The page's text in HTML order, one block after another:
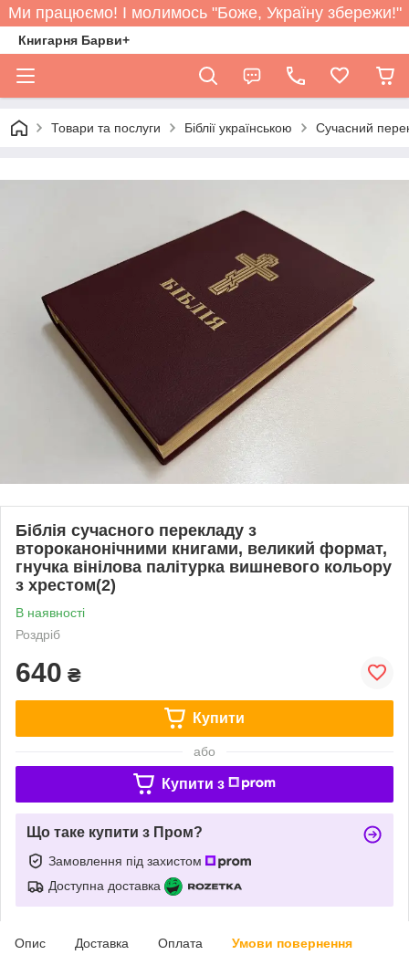
Ми працюємо! І молимось "Боже, Україну збережи!"
Книгарня Барви+
Товари та послуги Біблії українською Сучасний
Біблія сучасного перекладу з
второканонічними книгами, великий формат,
гнучка вінілова палітурка вишневого кольору
з хрестом(2)
В наявності
Роздріб
640 ₴
Купити
або
Купити з
Що таке купити з Пром?
Замовлення під захистом
Доступна доставка
Опис Доставка Оплата Умови повернення